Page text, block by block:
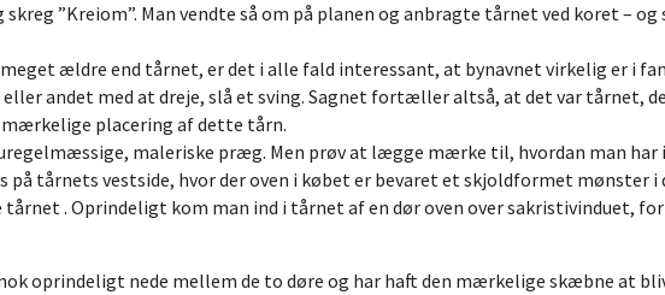
”Kreiom”. Man vendte så om på planen og anbragte tårnet ved koret – og
ældre end tårnet, er det i alle fald interessant, at bynavnet virkelig er i
andet med at dreje, slå et sving. Sagnet fortæller altså, at det var tårnet,
mærkelige placering af dette tårn.
maleriske præg. Men prøv at lægge mærke til, hvordan man har
tårnets vestside, hvor der oven i købet er bevaret et skjoldformet mønster i
. Oprindeligt kom man ind i tårnet af en dør oven over sakristivinduet,
oprindeligt nede mellem de to døre og har haft den mærkelige skæbne at